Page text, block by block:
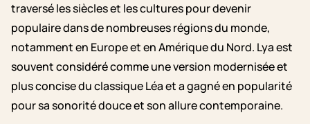
traversé les siècles et les cultures pour devenir
populaire dans de nombreuses régions du monde,
notamment en Europe et en Amérique du Nord. Lya est
souvent considéré comme une version modernisée et
plus concise du classique Léa et a gagné en popularité
pour sa sonorité douce et son allure contemporaine.